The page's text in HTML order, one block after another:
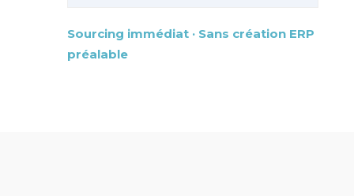
Sourcing immédiat · Sans création ERP
préalable